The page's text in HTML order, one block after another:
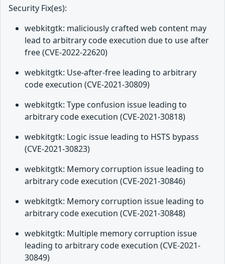
Security Fix(es):
webkitgtk: maliciously crafted web content may
lead to arbitrary code execution due to use after
free (CVE-2022-22620)
webkitgtk: Use-after-free leading to arbitrary
code execution (CVE-2021-30809)
webkitgtk: Type confusion issue leading to
arbitrary code execution (CVE-2021-30818)
webkitgtk: Logic issue leading to HSTS bypass
(CVE-2021-30823)
webkitgtk: Memory corruption issue leading to
arbitrary code execution (CVE-2021-30846)
webkitgtk: Memory corruption issue leading to
arbitrary code execution (CVE-2021-30848)
webkitgtk: Multiple memory corruption issue
leading to arbitrary code execution (CVE-2021-
30849)